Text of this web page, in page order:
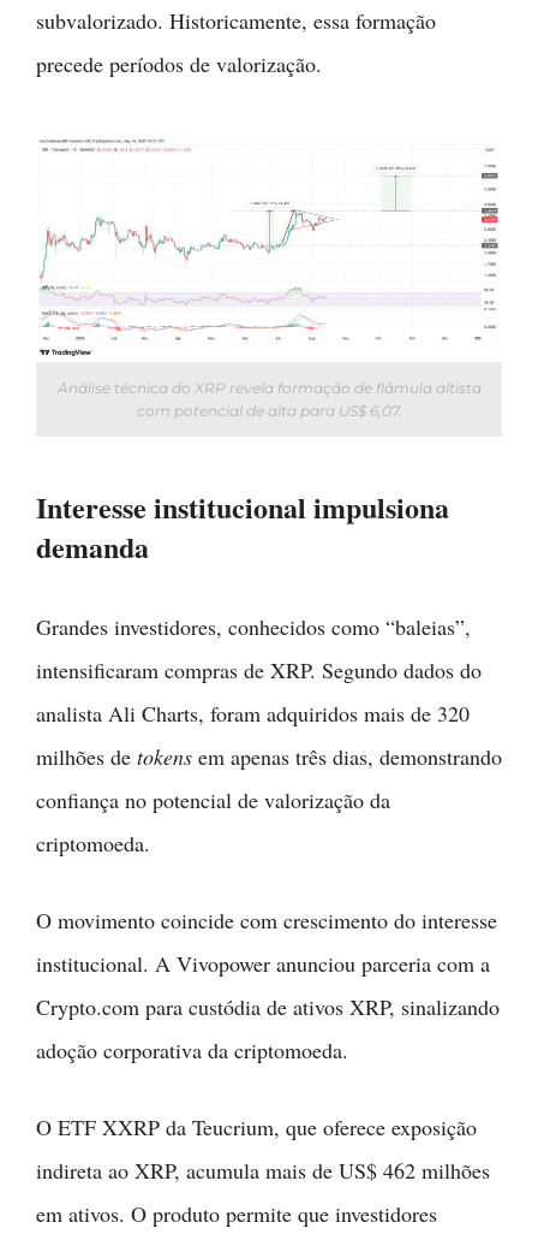
subvalorizado. Historicamente, essa formação
precede períodos de valorização.
Análise técnica do XRP revela formação de flâmula altista
com potencial de alta para US$ 6,07.
Interesse institucional impulsiona
demanda
Grandes investidores, conhecidos como “baleias”,
intensificaram compras de XRP. Segundo dados do
analista Ali Charts, foram adquiridos mais de 320
milhões de tokens em apenas três dias, demonstrando
confiança no potencial de valorização da
criptomoeda.
O movimento coincide com crescimento do interesse
institucional. A Vivopower anunciou parceria com a
Crypto.com para custódia de ativos XRP, sinalizando
adoção corporativa da criptomoeda.
O ETF XXRP da Teucrium, que oferece exposição
indireta ao XRP, acumula mais de US$ 462 milhões
em ativos. O produto permite que investidores